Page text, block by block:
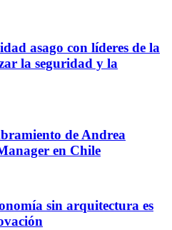
asago con líderes de la
la seguridad y la
de Andrea
en Chile
sin arquitectura es